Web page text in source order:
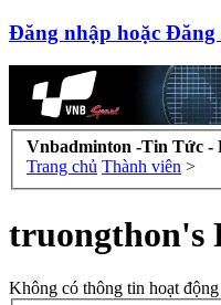
Đăng nhập hoặc Đăng
Vnbadminton -Tin Tức -
Trang chủ Thành viên >
truongthon's
Không có thông tin hoạt